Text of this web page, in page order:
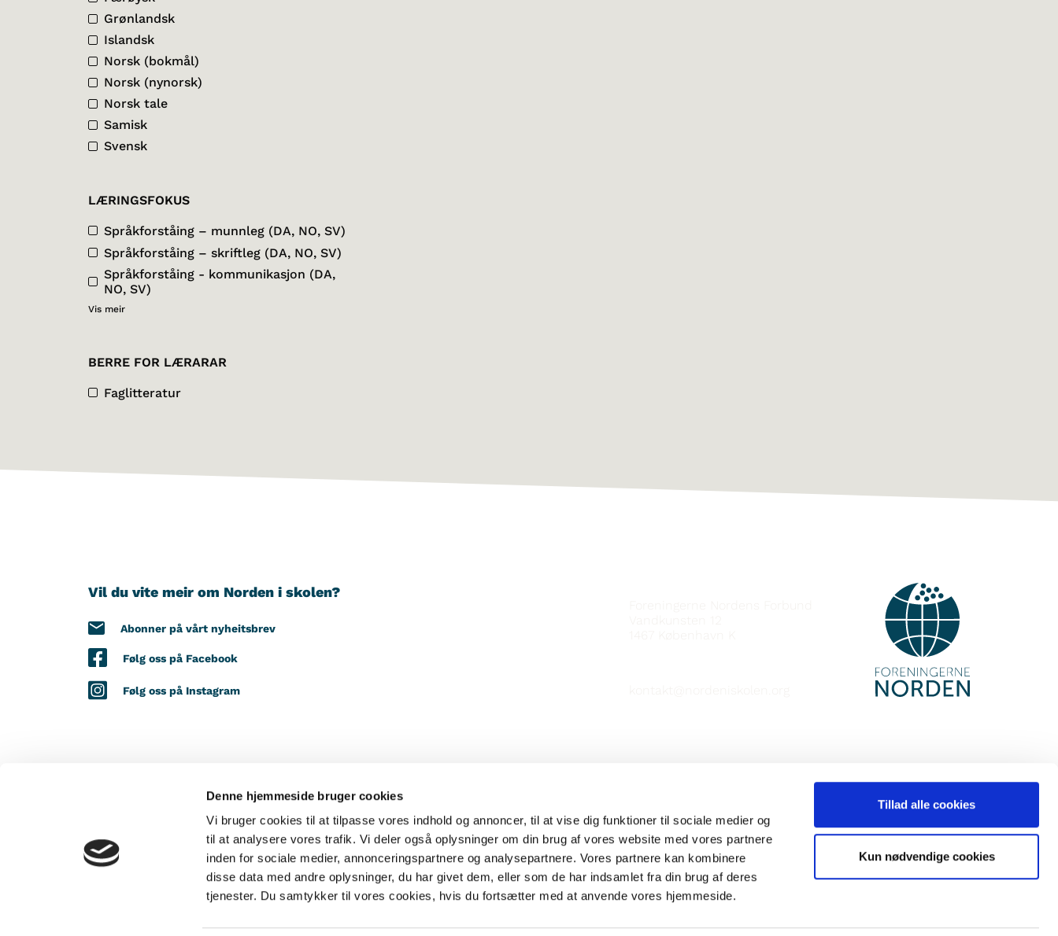
Denne hjemmeside bruger cookies
Vi bruger cookies til at tilpasse vores indhold og annoncer, til at vise dig funktioner til sociale medier og
til at analysere vores trafik. Vi deler også oplysninger om din brug af vores website med vores partnere
inden for sociale medier, annonceringspartnere og analysepartnere. Vores partnere kan kombinere
disse data med andre oplysninger, du har givet dem, eller som de har indsamlet fra din brug af deres
tjenester. Du samtykker til vores cookies, hvis du fortsætter med at anvende vores hjemmeside.
Tillad alle cookies
Kun nødvendige cookies
Grønlandsk
Islandsk
Norsk (bokmål)
Norsk (nynorsk)
Norsk tale
Samisk
Svensk
LÆRINGSFOKUS
Språkforståing – munnleg (DA, NO, SV)
Språkforståing – skriftleg (DA, NO, SV)
Språkforståing - kommunikasjon (DA,
NO, SV)
Vis meir
BERRE FOR LÆRARAR
Faglitteratur
Vil du vite meir om Norden i skolen?
Abonner på vårt nyheitsbrev
Følg oss på Facebook
Følg oss på Instagram